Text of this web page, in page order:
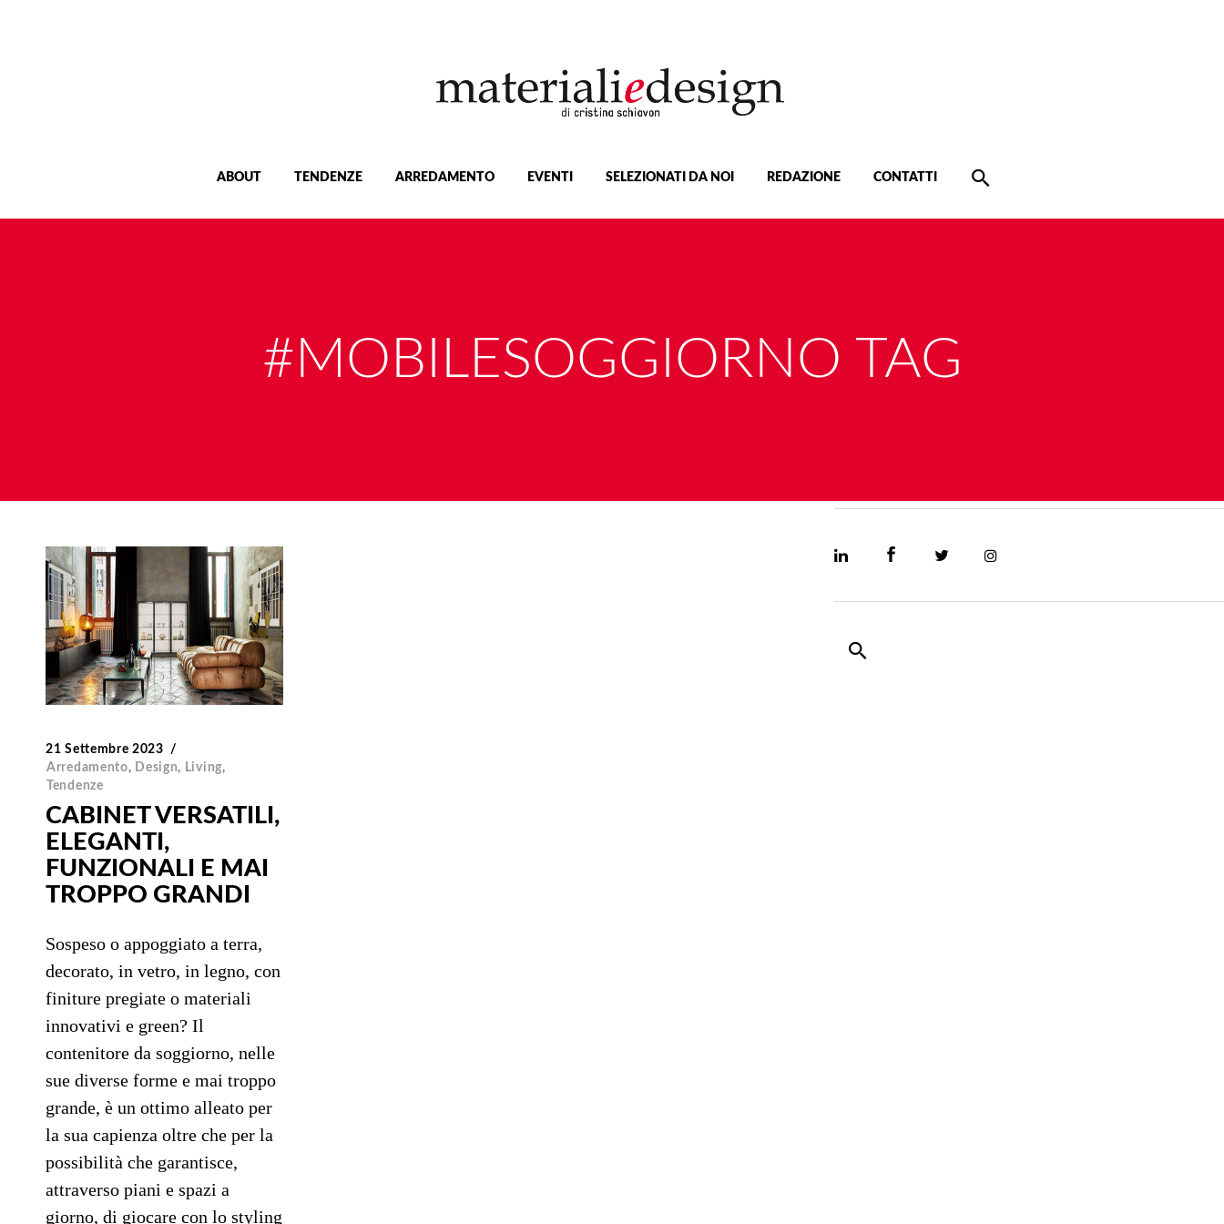
ABOUT TENDENZE ARREDAMENTO EVENTI SELEZIONATI DA NOI REDAZIONE CONTATTI
#MOBILESOGGIORNO TAG
21 Settembre 2023
Arredamento, Design, Living,
Tendenze
CABINET VERSATILI,
ELEGANTI,
FUNZIONALI E MAI
TROPPO GRANDI
Sospeso o appoggiato a terra,
decorato, in vetro, in legno, con
finiture pregiate o materiali
innovativi e green? Il
contenitore da soggiorno, nelle
sue diverse forme e mai troppo
grande, è un ottimo alleato per
la sua capienza oltre che per la
possibilità che garantisce,
attraverso piani e spazi a
giorno, di giocare con lo styling